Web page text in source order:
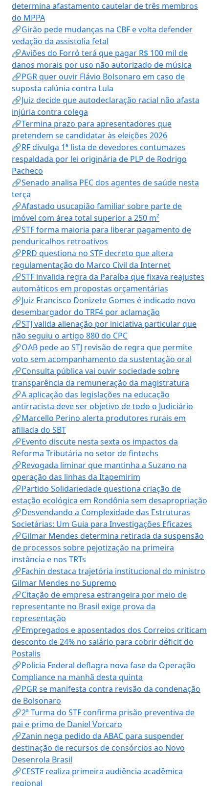
determina afastamento cautelar de três membros
do MPPA
🔗Girão pede mudanças na CBF e volta defender
vedação da assistolia fetal
🔗Aviões do Forró terá que pagar R$ 100 mil de
danos morais por uso não autorizado de música
🔗PGR quer ouvir Flávio Bolsonaro em caso de
suposta calúnia contra Lula
🔗Juiz decide que autodeclaração racial não afasta
injúria contra colega
🔗Termina prazo para apresentadores que
pretendem se candidatar às eleições 2026
🔗RF divulga 1ª lista de devedores contumazes
respaldada por lei originária de PLP de Rodrigo
Pacheco
🔗Senado analisa PEC dos agentes de saúde nesta
terça
🔗Afastado usucapião familiar sobre parte de
imóvel com área total superior a 250 m²
🔗STF forma maioria para liberar pagamento de
penduricalhos retroativos
🔗PRD questiona no STF decreto que altera
regulamentação do Marco Civil da Internet
🔗STF invalida regra da Paraíba que fixava reajustes
automáticos em propostas orçamentárias
🔗Juiz Francisco Donizete Gomes é indicado novo
desembargador do TRF4 por aclamação
🔗STJ valida alienação por iniciativa particular que
não seguiu o artigo 880 do CPC
🔗OAB pede ao STJ revisão de regra que permite
voto sem acompanhamento da sustentação oral
🔗Consulta pública vai ouvir sociedade sobre
transparência da remuneração da magistratura
🔗A aplicação das legislações na educação
antirracista deve ser objetivo de todo o Judiciário
🔗Marcello Perino alerta produtores rurais em
afiliada do SBT
🔗Evento discute nesta sexta os impactos da
Reforma Tributária no setor de fintechs
🔗Revogada liminar que mantinha a Suzano na
operação das linhas da Itapemirim
🔗Partido Solidariedade questiona criação de
estação ecológica em Rondônia sem desapropriação
🔗Desvendando a Complexidade das Estruturas
Societárias: Um Guia para Investigações Eficazes
🔗Gilmar Mendes determina retirada da suspensão
de processos sobre pejotização na primeira
instância e nos TRTs
🔗Fachin destaca trajetória institucional do ministro
Gilmar Mendes no Supremo
🔗Citação de empresa estrangeira por meio de
representante no Brasil exige prova da
representação
🔗Empregados e aposentados dos Correios criticam
desconto de 24% no salário para cobrir déficit do
Postalis
🔗Polícia Federal deflagra nova fase da Operação
Compliance na manhã desta quinta
🔗PGR se manifesta contra revisão da condenação
de Bolsonaro
🔗2ª Turma do STF confirma prisão preventiva de
pai e primo de Daniel Vorcaro
🔗Zanin nega pedido da ABAC para suspender
destinação de recursos de consórcios ao Novo
Desenrola Brasil
🔗CESTF realiza primeira audiência acadêmica
regional